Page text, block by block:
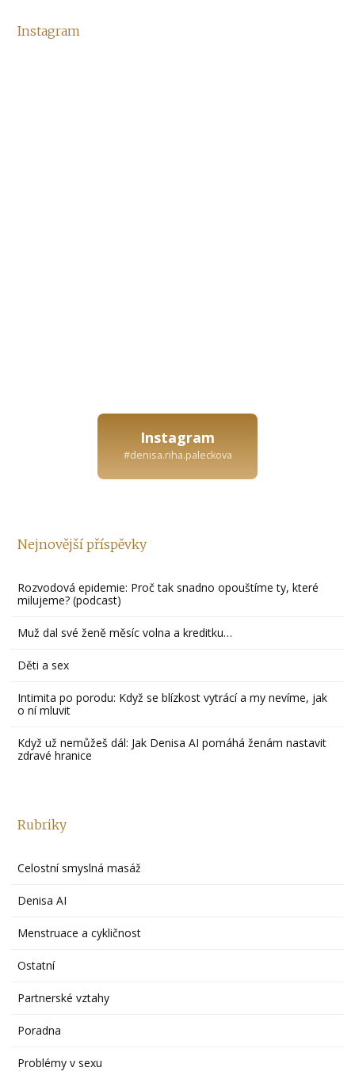
Instagram
Instagram
#denisa.riha.paleckova
Nejnovější příspěvky
Rozvodová epidemie: Proč tak snadno opouštíme ty, které
milujeme? (podcast)
Muž dal své ženě měsíc volna a kreditku…
Děti a sex
Intimita po porodu: Když se blízkost vytrácí a my nevíme, jak
o ní mluvit
Když už nemůžeš dál: Jak Denisa AI pomáhá ženám nastavit
zdravé hranice
Rubriky
Celostní smyslná masáž
Denisa AI
Menstruace a cykličnost
Ostatní
Partnerské vztahy
Poradna
Problémy v sexu